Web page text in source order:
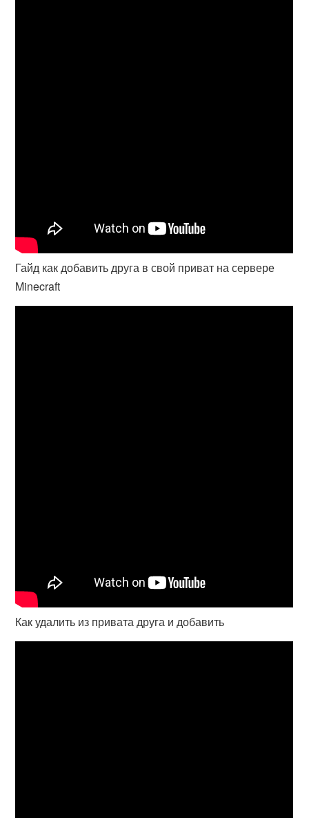
Гайд как добавить друга в свой приват на сервере
Minecraft
Как удалить из привата друга и добавить